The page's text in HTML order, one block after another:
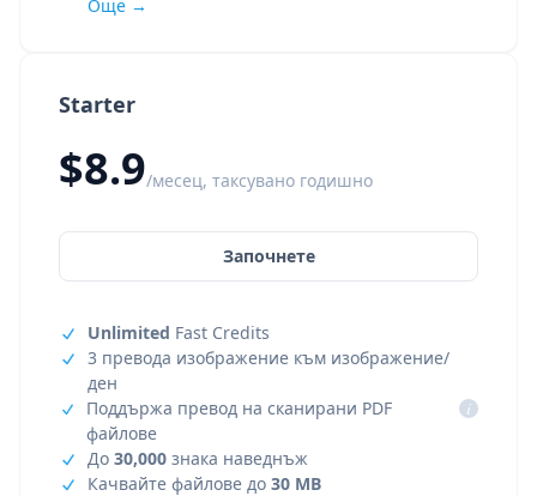
Starter
$8.9/месец, таксувано годишно
Започнете
Unlimited Fast Credits
3 превода изображение към изображение/
ден
Поддържа превод на сканирани PDF
файлове
i
До 30,000 знака наведнъж
Качвайте файлове до 30 MB
Още →